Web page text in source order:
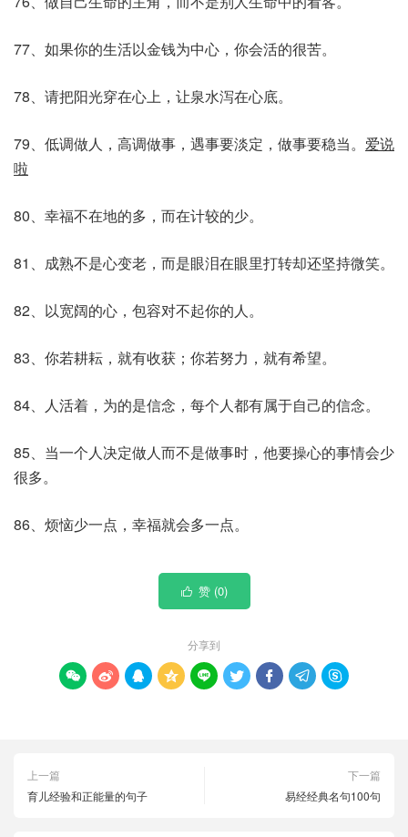
77、如果你的生活以金钱为中心，你会活的很苦。
78、请把阳光穿在心上，让泉水泻在心底。
79、低调做人，高调做事，遇事要淡定，做事要稳当。 爱说
啦
80、幸福不在地的多，而在计较的少。
81、成熟不是心变老，而是眼泪在眼里打转却还坚持微笑。
82、以宽阔的心，包容对不起你的人。
83、你若耕耘，就有收获；你若努力，就有希望。
84、人活着，为的是信念，每个人都有属于自己的信念。
85、当一个人决定做人而不是做事时，他要操心的事情会少
很多。
86、烦恼少一点，幸福就会多一点。
 赞 (0)
分享到
        
上一篇
育儿经验和正能量的句子
下一篇
易经经典名句100句